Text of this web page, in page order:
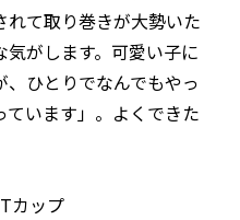
れて取り巻きが大勢いた
がします。可愛い子に
ひとりでなんでもやっ
います」。よくできた
カップ